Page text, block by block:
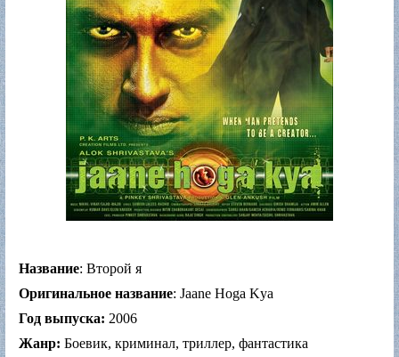
Название: Второй я
Оригинальное название: Jaane Hoga Kya
Год выпуска: 2006
Жанр: Боевик, криминал, триллер, фантастика